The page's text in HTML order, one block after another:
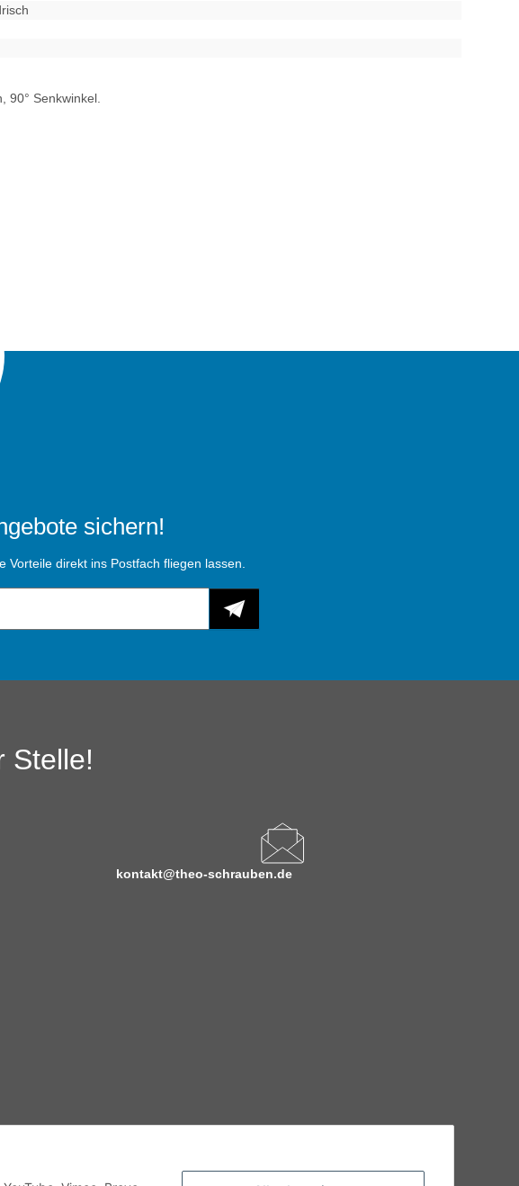
90° Senkwinkel.
sichern!
Vorteile direkt ins Postfach fliegen lassen.
Stelle!
kontakt@theo-schrauben.de